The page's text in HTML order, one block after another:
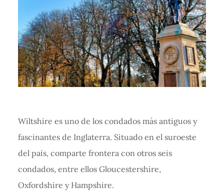
Wiltshire es uno de los condados más antiguos y
fascinantes de Inglaterra. Situado en el suroeste
del país, comparte frontera con otros seis
condados, entre ellos Gloucestershire,
Oxfordshire y Hampshire.